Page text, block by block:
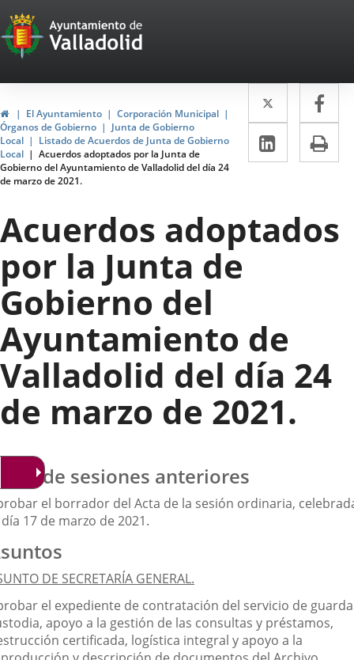
Portal
Web
del
Ayuntamiento
de
Valladolid
InicioEl Ayuntamiento
Corporación Municipal
Órganos de Gobierno
Junta de Gobierno
Local
Listado de Acuerdos de Junta de Gobierno
Local
Acuerdos adoptados por la Junta de
Gobierno del Ayuntamiento de Valladolid del día 24
de marzo de 2021.
Twitter
Enlace
a
una
a
LinkedIn
Enlace
a
externa.
Acuerdos adoptados
por la Junta de
Gobierno del
Ayuntamiento de
Valladolid del día 24
de marzo de 2021.
de sesiones anteriores
el borrador del Acta de la sesión ordinaria,
17 de marzo de 2021.
DE SECRETARÍA GENERAL.
el expediente de contratación del servicio de
apoyo a la gestión de las consultas y préstamos,
certificada, logística integral y apoyo a la